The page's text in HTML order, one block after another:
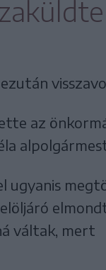
az
ugyanis
váltak, mert